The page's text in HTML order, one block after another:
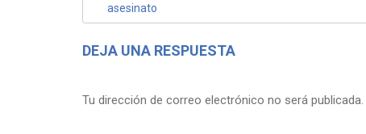
ENTRADAS
asesinato
DEJA UNA RESPUESTA
Tu dirección de correo electrónico no será publicada.